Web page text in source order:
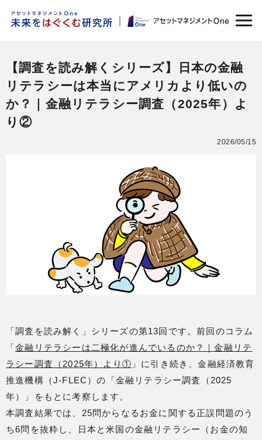
【調査を読み解くシリーズ】日本の金融
リテラシーは本当にアメリカより低いの
か？｜金融リテラシー調査（2025年）よ
り②
2026/05/15
「調査を読み解く」シリーズの第13回です。前回のコラム
「金融リテラシーは二極化が進んでいるのか？｜金融リテ
ラシー調査（2025年）より① 」に引き続き、金融経済教育
推進機構（J-FLEC）の「金融リテラシー調査（2025
年）」をもとに考察します。
本調査結果では、25問からなるお金に関する正誤問題のう
ち6問を抜粋し、日本と米国の金融リテラシー（お金の知